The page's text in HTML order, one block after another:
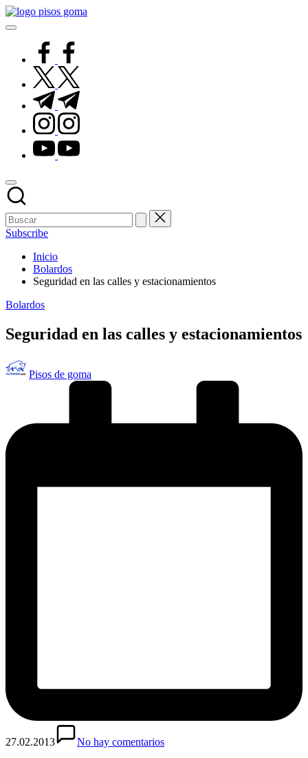
Saltar
al
facebook.com
twitter.com
t.me
instagram.com
youtube.com
Subscribe
Inicio
Bolardos
Seguridad en las calles y estacionamientos
Publicado
Bolardos
Seguridad en las calles y estacionamientos
Publicado
por
Pisos de goma
27.02.2013
No hay comentarios